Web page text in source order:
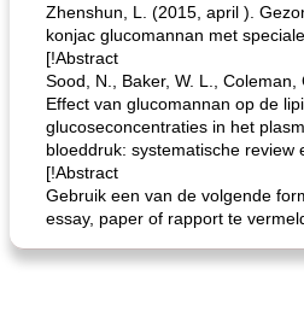
Zhenshun, L. (2015, april ).
konjac glucomannan met
[!Abstract
Sood, N., Baker, W. L., Coleman,
Effect van glucomannan op de
glucoseconcentraties in het
bloeddruk: systematische review
[!Abstract
Gebruik een van de volgende
essay, paper of rapport te